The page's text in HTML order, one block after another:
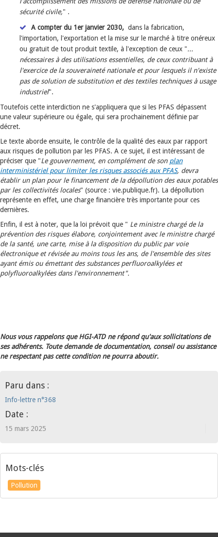
sécurité civile," .
A compter du 1er janvier 2030, dans la fabrication,
l'importation, l'exportation et la mise sur le marché à titre onéreux
ou gratuit de tout produit textile, à l'exception de ceux "...
nécessaires à des utilisations essentielles, de ceux contribuant à
l'exercice de la souveraineté nationale et pour lesquels il n'existe
pas de solution de substitution et des textiles techniques à usage
industriel".
Toutefois cette interdiction ne s'appliquera que si les PFAS dépassent
une valeur supérieure ou égale, qui sera prochainement définie par
décret.
Le texte aborde ensuite, le contrôle de la qualité des eaux par rapport
aux risques de pollution par les PFAS. A ce sujet, il est intéressant de
préciser que "Le gouvernement, en complément de son plan
interministériel pour limiter les risques associés aux PFAS, devra
établir un plan pour le financement de la dépollution des eaux potables
par les collectivités locales" (source : vie.publique.fr). La dépollution
représente en effet, une charge financière très importante pour ces
dernières.
Enfin, il est à noter, que la loi prévoit que " Le ministre chargé de la
prévention des risques élabore, conjointement avec le ministre chargé
de la santé, une carte, mise à la disposition du public par voie
électronique et révisée au moins tous les ans, de l'ensemble des sites
ayant émis ou émettant des substances perfluoroalkylées et
polyfluoroalkylées dans l'environnement".
Nous vous rappelons que HGI-ATD ne répond qu'aux sollicitations de
ses adhérents. Toute demande de documentation, conseil ou assistance
ne respectant pas cette condition ne pourra aboutir.
Paru dans :
Info-lettre n°368
Date :
15 mars 2025
Mots-clés
Pollution